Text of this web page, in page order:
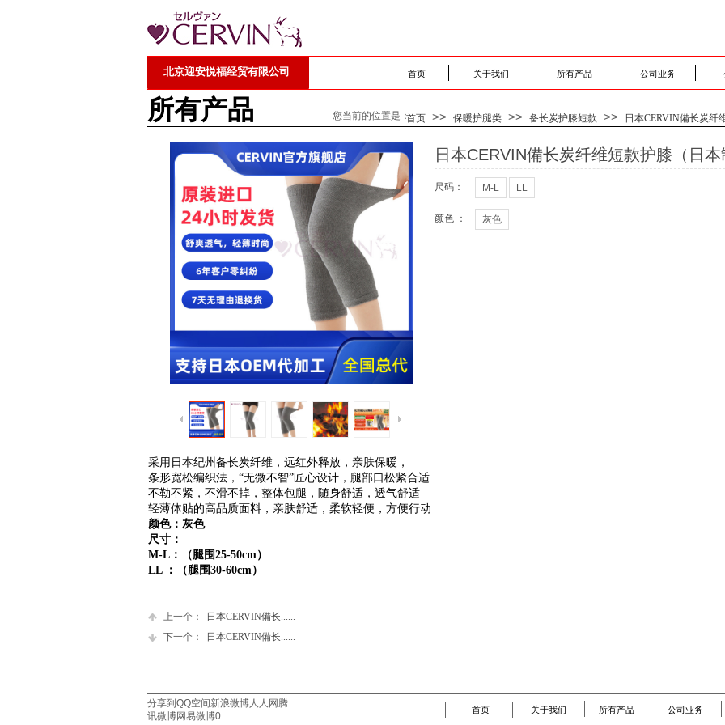
北京迎安悦福经贸有限公司 首页 关于我们 所有产品 公司业务
所有产品 您当前的位置是：首页 >> 保暖护腿类 >> 备长炭护膝短款 >> 日本CERVIN備长炭纤
日本CERVIN備长炭纤维短款护膝（日本
尺码： M-L LL
颜色 ： 灰色
采用日本纪州备长炭纤维，远红外释放，亲肤保暖，
条形宽松编织法，“无微不智”匠心设计，腿部口松紧合适
不勒不紧，不滑不掉，整体包腿，随身舒适，透气舒适
轻薄体贴的高品质面料，亲肤舒适，柔软轻便，方便行动
颜色：灰色
尺寸：
M-L：（腿围25-50cm）
LL ：
（腿围30-60cm）
上一个：
日本CERVIN備长......
下一个：
日本CERVIN備长......
首页 关于我们 所有产品 公司业务
分享到 QQ空间 新浪微博人人网 腾
讯微博网易微博0